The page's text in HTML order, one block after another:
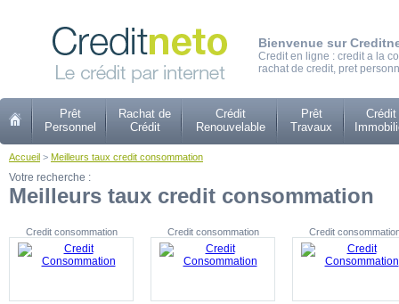
Bienvenue sur
Credit en ligne : credit a la
rachat de credit, pret
Prêt
Personnel
Rachat de
Crédit
Crédit
Renouvelable
Prêt
Travaux
Crédit
Accueil > Meilleurs taux credit consommation
Votre recherche :
Meilleurs taux credit consommation
Credit consommation Credit consommation Credit